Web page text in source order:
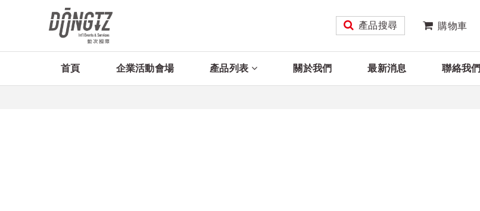
產品搜尋 購物車
首頁 企業活動會場 產品列表 關於我們 最新消息 聯絡我們